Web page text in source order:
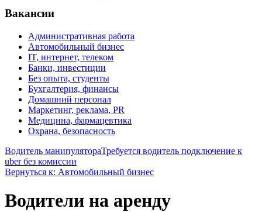
Вакансии
Административная работа
Автомобильный бизнес
IT, интернет, телеком
Банки, инвестиции
Без опыта, студенты
Бухгалтерия, финансы
Домашний персонал
Маркетинг, реклама, PR
Медицина, фармацевтика
Охрана, безопасность
Водитель манипулятораТребуется водитель подключение к
uber без комиссии
Вернуться к: Автомобильный бизнес
Водители на аренду